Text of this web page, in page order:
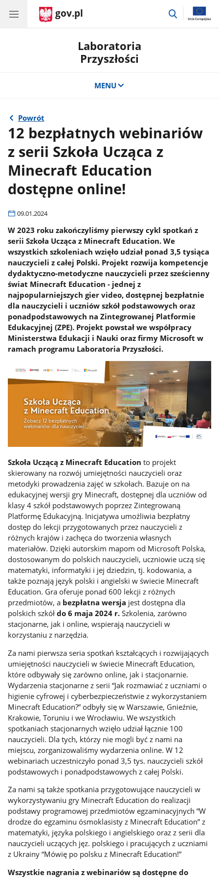
gov.pl
przejdź
Laboratoria
Przyszłości
MENU
Powrót
12 bezpłatnych webinariów
z serii Szkoła Ucząca z
Minecraft Education
dostępne online!
09.01.2024
W 2023 roku zakończyliśmy pierwszy cykl spotkań z
serii Szkoła Ucząca z Minecraft Education. We
wszystkich szkoleniach wzięło udział ponad 3,5 tysiąca
nauczycieli z całej Polski. Projekt rozwija kompetencje
dydaktyczno-metodyczne nauczycieli przez sześcienny
świat Minecraft Education - jednej z
najpopularniejszych gier video, dostępnej bezpłatnie
dla nauczycieli i uczniów szkół podstawowych oraz
ponadpodstawowych na Zintegrowanej Platformie
Edukacyjnej (ZPE). Projekt powstał we współpracy
Ministerstwa Edukacji i Nauki oraz firmy Microsoft w
ramach programu Laboratoria Przyszłości.
Szkoła Uczącą z Minecraft Education to projekt
skierowany na rozwój umiejętności nauczycieli oraz
metodyki prowadzenia zajęć w szkołach. Bazuje on na
edukacyjnej wersji gry Minecraft, dostępnej dla uczniów od
klasy 4 szkół podstawowych poprzez Zintegrowaną
Platformę Edukacyjną. Inicjatywa umożliwia bezpłatny
dostęp do lekcji przygotowanych przez nauczycieli z
różnych krajów i zachęca do tworzenia własnych
materiałów. Dzięki autorskim mapom od Microsoft Polska,
dostosowanym do polskich nauczycieli, uczniowie uczą się
matematyki, informatyki i jej dziedzin, tj. kodowania, a
także poznają język polski i angielski w świecie Minecraft
Education. Gra oferuje ponad 600 lekcji z różnych
przedmiotów, a bezpłatna wersja jest dostępna dla
polskich szkółdo 6 maja 2024 r. Szkolenia, zarówno
stacjonarne, jak i online, wspierają nauczycieli w
korzystaniu z narzędzia.
Za nami pierwsza seria spotkań kształcących i rozwijających
umiejętności nauczycieli w świecie Minecraft Education,
które odbywały się zarówno online, jak i stacjonarnie.
Wydarzenia stacjonarne z serii “Jak rozmawiać z uczniami o
higienie cyfrowej i cyberbezpieczeństwie z wykorzystaniem
Minecraft Education?” odbyły się w Warszawie, Gnieźnie,
Krakowie, Toruniu i we Wrocławiu. We wszystkich
spotkaniach stacjonarnych wzięło udział łącznie 100
nauczycieli. Dla tych, którzy nie mogli być z nami na
miejscu, zorganizowaliśmy wydarzenia online. W 12
webinariach uczestniczyło ponad 3,5 tys. nauczycieli szkół
podstawowych i ponadpodstawowych z całej Polski.
Za nami są także spotkania przygotowujące nauczycieli w
wykorzystywaniu gry Minecraft Education do realizacji
podstawy programowej przedmiotów egzaminacyjnych “W
drodze do egzaminu ósmoklasisty z Minecraft Education” z
matematyki, języka polskiego i angielskiego oraz z serii dla
nauczycieli uczących jęz. polskiego i pracujących z uczniami
z Ukrainy “Mówię po polsku z Minecraft Education!”
Wszystkie nagrania z webinariów są dostępne do